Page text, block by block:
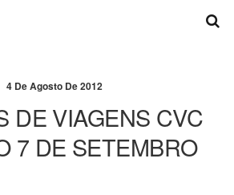
4 De Agosto De 2012
DE VIAGENS CVC
7 DE SETEMBRO